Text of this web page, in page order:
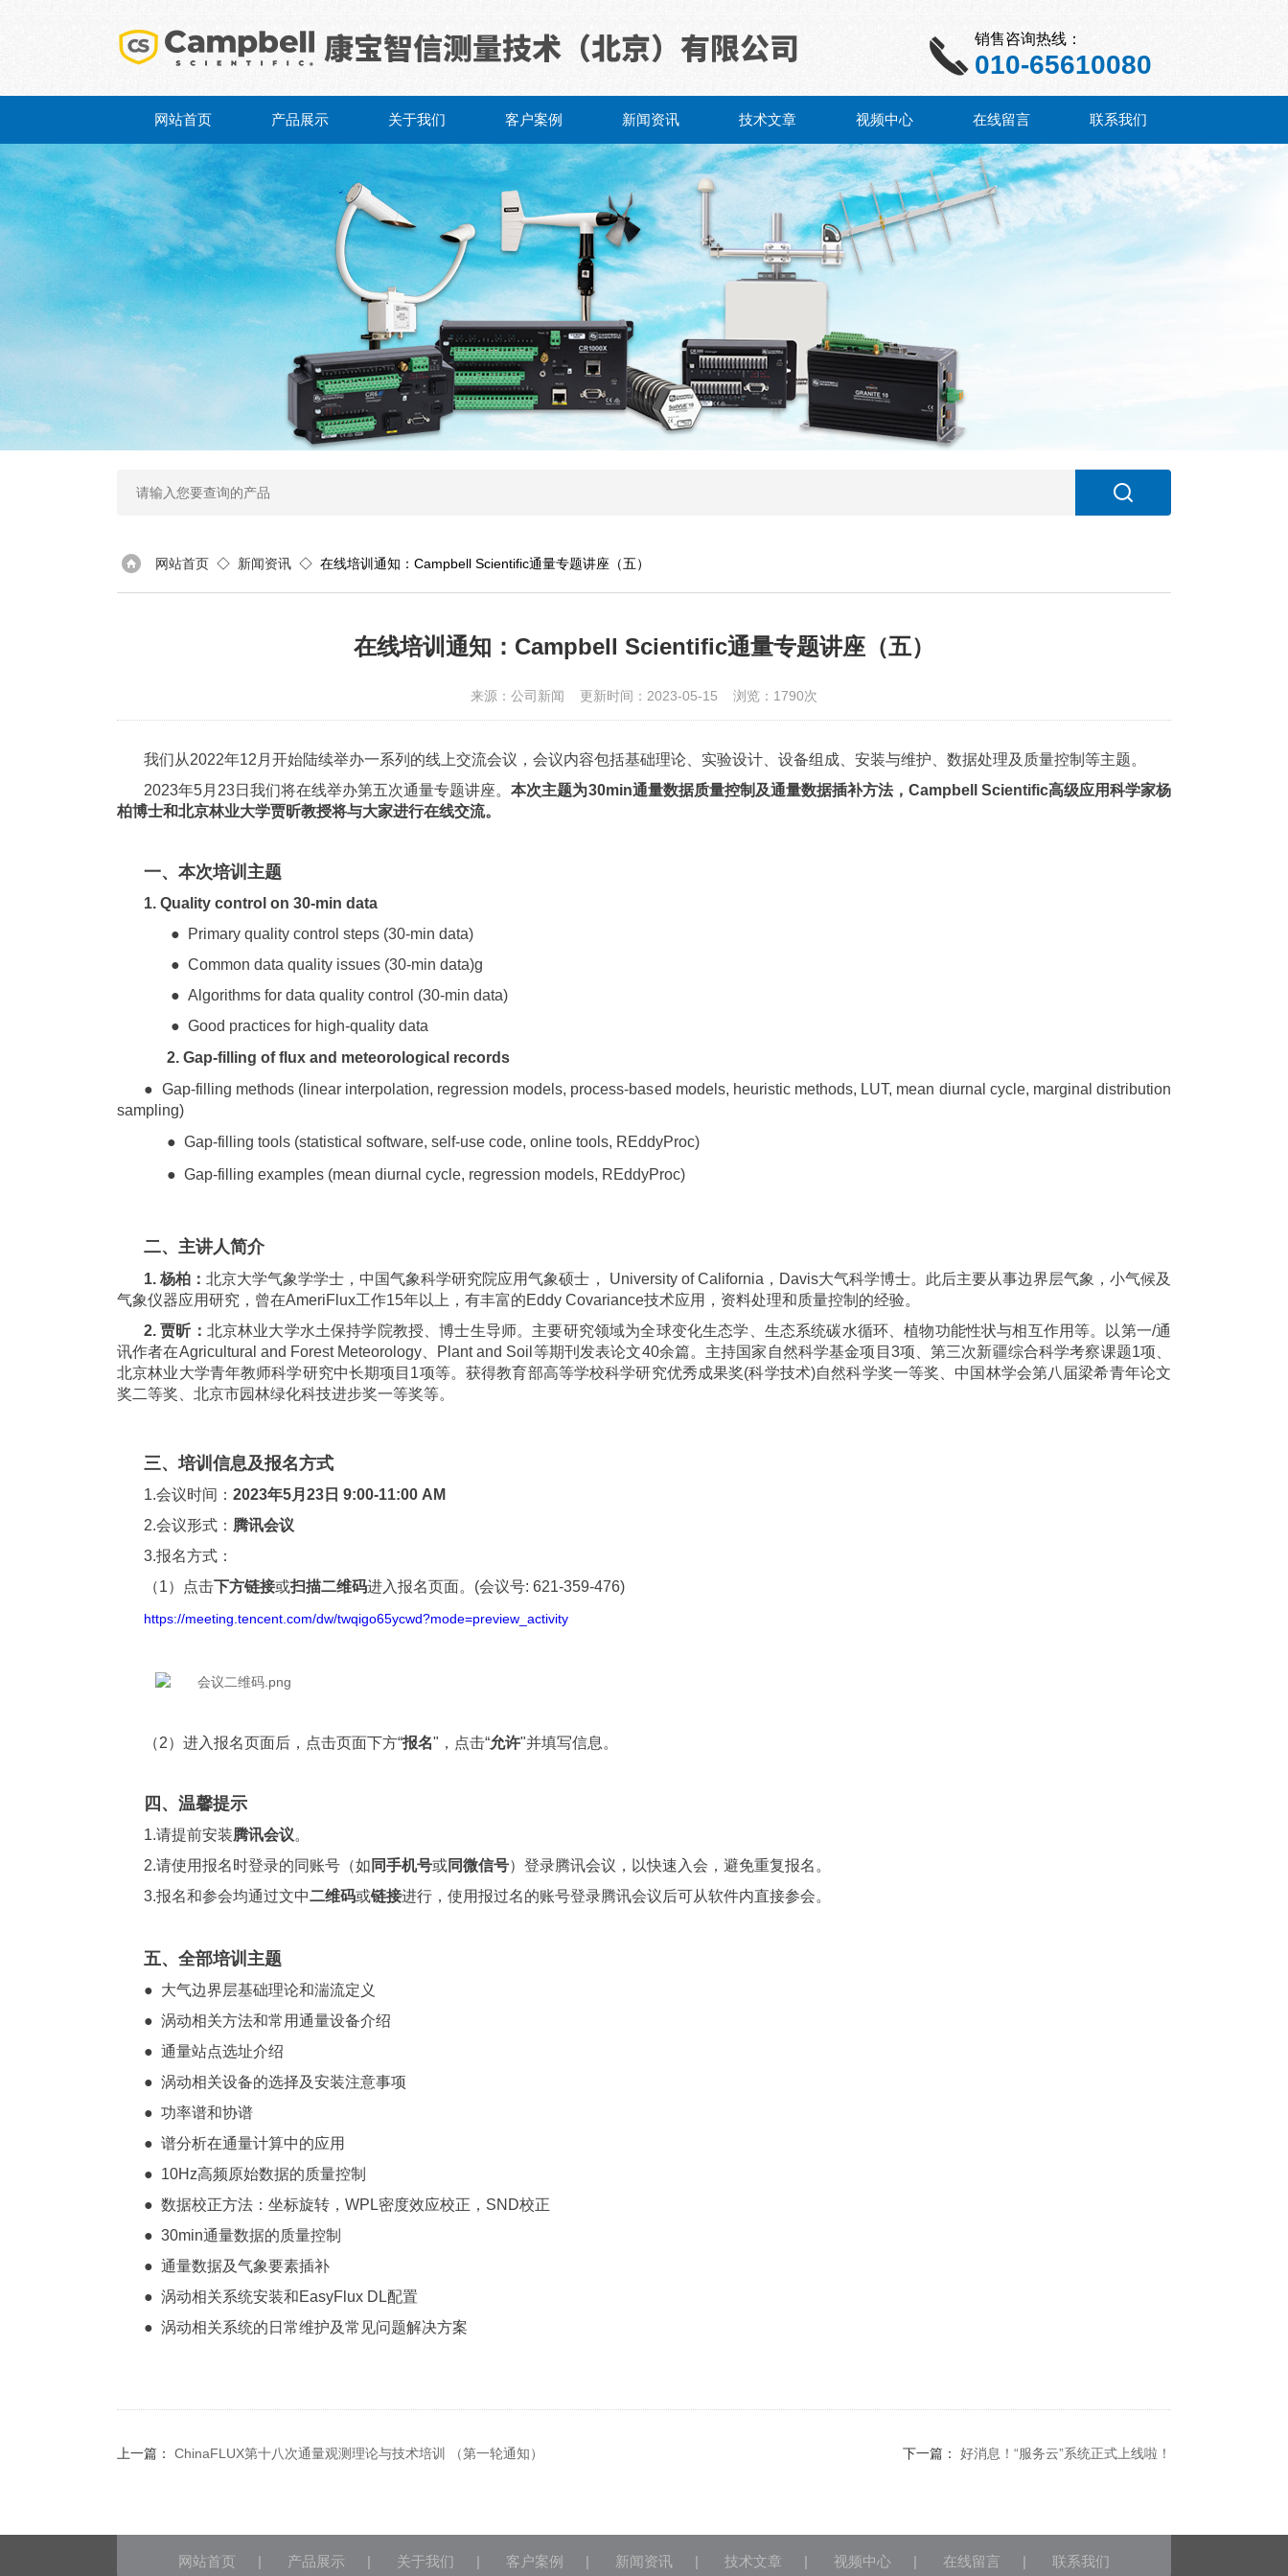
销售咨询热线：
010-65610080
网站首页 产品展示 关于我们 客户案例 新闻资讯 技术文章 视频中心 在线留言 联系我们
网站首页 ◇ 新闻资讯 ◇ 在线培训通知：Campbell Scientific通量专题讲座（五）
在线培训通知：Campbell Scientific通量专题讲座（五）
来源：公司新闻 更新时间：2023-05-15 浏览：1790次
我们从2022年12 月开始陆续举办一系列的线上交流会议，会议内容包括基础理论、实验设计、设备组成、安装与维护、数据处理及质量控制等主题。
2023年5月23日我们将在线举办第五次通量专题讲座。本次主题为30min通量数据质量控制及通量数据插补方法，Campbell Scientific高级应用科学家杨
柏博士和北京林业大学贾昕教授将与大家进行在线交流。
一、本次培训主题
1. Quality control on 30-min data
●
Primary quality control steps (30-min data)
● Common data quality issues (30-min data)g
● Algorithms for data quality control (30-min data)
● Good practices for high-quality data
2. Gap-filling of flux and meteorological records
● Gap-filling methods (linear interpolation, regression models, process-based models, heuristic methods, LUT, mean diurnal cycle, marginal distribution
sampling)
● Gap-filling tools (statistical software, self-use code, online tools, REddyProc)
● Gap-filling examples (mean diurnal cycle, regression models, REddyProc)
二、主讲人简介
1. 杨柏：北京大学气象学学士，中国气象科学研究院应用气象硕士， University of California，Davis大气科学博士。此后主要从事边界层气象，小气候及
气象仪器应用研究，曾在AmeriFlux工作15年以上，有丰富的Eddy Covariance技术应用，资料处理和质量控制的经验。
2. 贾昕： 北京林业大学水土保持学院教授、博士生导师。主要研究领域为全球变化生态学、生态系统碳水循环、植物功能性状与相互作用等。以第一/通
讯作者在Agricultural and Forest Meteorology、 Plant and Soil 等期刊发表论文40余篇。主持国家自然科学基金项目 3项、第三次新疆综合科学考察课题1项、
北京林业大学青年教师科学研究中长期项目 1项等。获得教育部高等学校科学研究优秀成果奖(科学技术)自然科学奖一等奖、中国林学会第八届梁希青年论文
奖二等奖、北京市园林绿化科技进步奖一等奖等。
三、培训信息及报名方式
1.会议时间： 2023年5月23日 9:00-11:00 AM
2.会议形式： 腾讯会议
3.报名方式：
（1）点击下方链接或扫描二维码进入报名页面。(会议号: 621-359-476)
https://meeting.tencent.com/dw/twqigo65ycwd?mode=preview_activity
（2）进入报名页面后，点击页面下方“报名"，点击“允许"并填写信息。
四、温馨提示
1.请提前安装腾讯会议。
2.请使用报名时登录的同账号（如 同手机号或同微信号）登录腾讯会议，以快速入会，避免重复报名。
3.报名和参会均通过文中二维码或链接进行，使用报过名的账号登录腾讯会议后可从软件内直接参会。
五、全部培训主题
● 大气边界层基础理论和湍流定义
● 涡动相关方法和常用通量设备介绍
● 通量站点选址介绍
● 涡动相关设备的选择及安装注意事项
● 功率谱和协谱
● 谱分析在通量计算中的应用
● 10Hz高频原始数据的质量控制
● 数据校正方法：坐标旋转，WPL密度效应校正，SND校正
● 30min通量数据的质量控制
● 通量数据及气象要素插补
● 涡动相关系统安装和EasyFlux DL配置
● 涡动相关系统的日常维护及常见问题解决方案
上一篇： ChinaFLUX第十八次通量观测理论与技术培训 （第一轮通知） 下一篇： 好消息！“服务云”系统正式上线啦！
网站首页 | 产品展示 | 关于我们 | 客户案例 | 新闻资讯 | 技术文章 | 视频中心 | 在线留言 | 联系我们